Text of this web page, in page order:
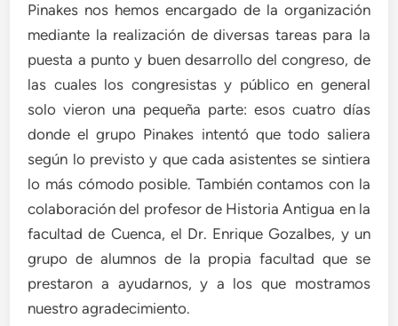
Pinakes nos hemos encargado de la organización
mediante la realización de diversas tareas para la
puesta a punto y buen desarrollo del congreso, de
las cuales los congresistas y público en general
solo vieron una pequeña parte: esos cuatro días
donde el grupo Pinakes intentó que todo saliera
según lo previsto y que cada asistentes se sintiera
lo más cómodo posible. También contamos con la
colaboración del profesor de Historia Antigua en la
facultad de Cuenca, el Dr. Enrique Gozalbes, y un
grupo de alumnos de la propia facultad que se
prestaron a ayudarnos, y a los que mostramos
nuestro agradecimiento.